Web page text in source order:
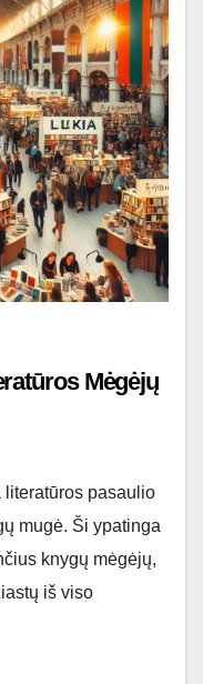
Mėgėjų
pasaulio
mugė. Ši ypatinga
knygų mėgėjų,
iš viso